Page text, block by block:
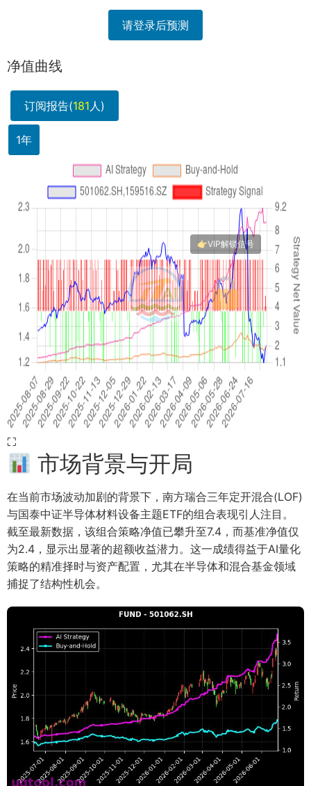
请登录后预测
净值曲线
订阅报告(181人)
1年
⛶
市场背景与开局
在当前市场波动加剧的背景下，南方瑞合三年定开混合(LOF)
与国泰中证半导体材料设备主题ETF的组合表现引人注目。
截至最新数据，该组合策略净值已攀升至7.4，而基准净值仅
为2.4，显示出显著的超额收益潜力。这一成绩得益于AI量化
策略的精准择时与资产配置，尤其在半导体和混合基金领域
捕捉了结构性机会。